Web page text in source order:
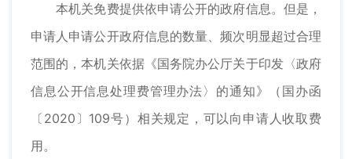
本机关免费提供依申请公开的政府信息。但是，
申请人申请公开政府信息的数量、频次明显超过合理
范围的，本机关依据《国务院办公厅关于印发〈政府
信息公开信息处理费管理办法〉的通知》（国办函
〔2020〕109号）相关规定，可以向申请人收取费
用。